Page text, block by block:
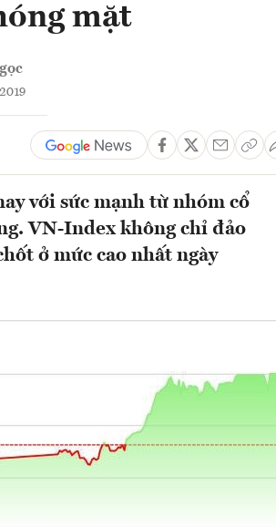
mặt
với sức mạnh từ nhóm cổ
VN-Index không chỉ đảo
ở mức cao nhất ngày